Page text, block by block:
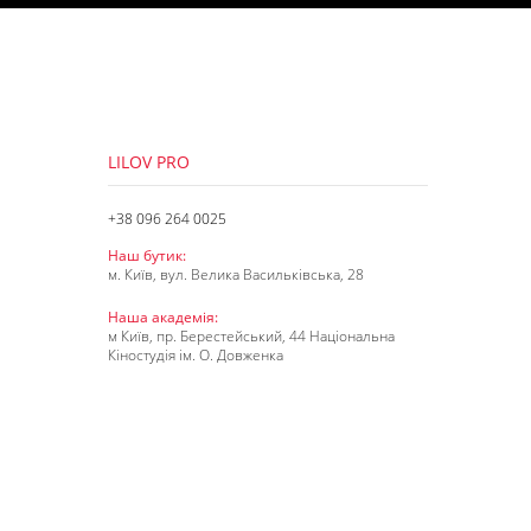
LILOV PRO
+38 096 264 0025
Наш бутик:
м. Київ, вул. Велика Васильківська, 28
Наша академія:
м Київ, пр. Берестейський, 44 Національна
Кіностудія ім. О. Довженка